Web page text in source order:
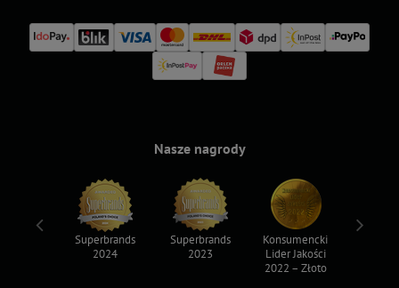
Nasze nagrody
Superbrands
2024
Superbrands
2023
Konsumencki
Lider Jakości
2022 – Złoto